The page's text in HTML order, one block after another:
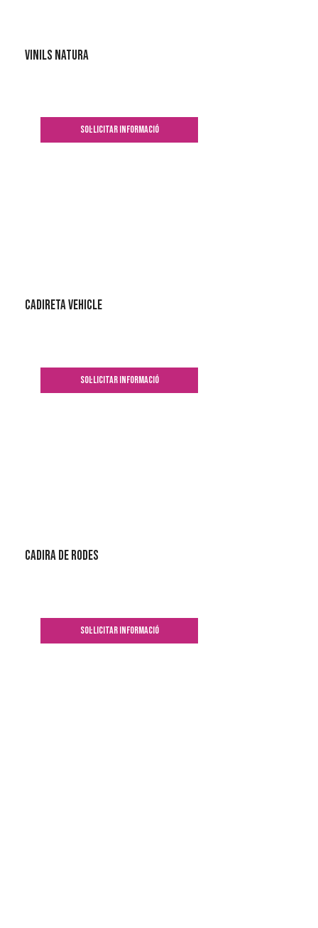
Vinils natura
SOL·LICITAR INFORMACIÓ
Cadireta vehicle
SOL·LICITAR INFORMACIÓ
Cadira de rodes
SOL·LICITAR INFORMACIÓ